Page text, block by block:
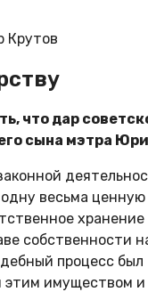
Крутов
что дар
сына мэтра
весьма
собственности
процесс
имуществом